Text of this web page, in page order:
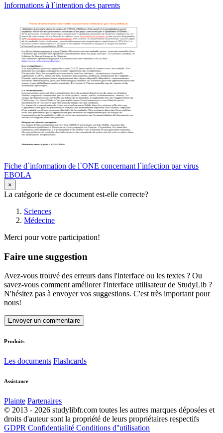
Informations à l`intention des parents
Fiche d`information de l`ONE concernant l`infection par virus
EBOLA
×
La catégorie de ce document est-elle correcte?
Sciences
Médecine
Merci pour votre participation!
Faire une suggestion
Avez-vous trouvé des erreurs dans l'interface ou les textes ? Ou
savez-vous comment améliorer l'interface utilisateur de StudyLib ?
N'hésitez pas à envoyer vos suggestions. C'est très important pour
nous!
Envoyer un commentaire
Produits
Les documents Flashcards
Assistance
Plainte Partenaires
© 2013 - 2026 studylibfr.com toutes les autres marques déposées et
droits d'auteur sont la propriété de leurs propriétaires respectifs
GDPR Confidentialité Conditions d''utilisation